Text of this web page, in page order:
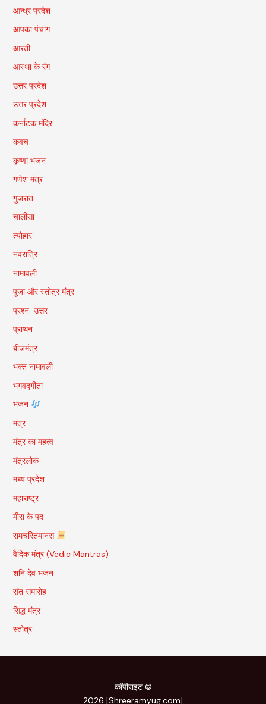
आन्ध्र प्रदेश
आपका पंचांग
आरती
आस्था के रंग
उत्तर प्रदेश
उत्तर प्रदेश
कर्नाटक मंदिर
कवच
कृष्णा भजन
गणेश मंत्र
गुजरात
चालीसा
त्योहार
नवरात्रि
नामावली
पूजा और स्तोत्र मंत्र
प्रश्न-उत्तर
प्राथन
बीजमंत्र
भक्त नामावली
भगवद्गीता
भजन
मंत्र
मंत्र का महत्व
मंत्रलोक
मध्य प्रदेश
महाराष्ट्र
मीरा के पद
रामचरितमानस
वैदिक मंत्र (Vedic Mantras)
शनि देव भजन
संत समारोह
सिद्ध मंत्र
स्तोत्र
कॉपीराइट ©
2026 [Shreeramyug.com]